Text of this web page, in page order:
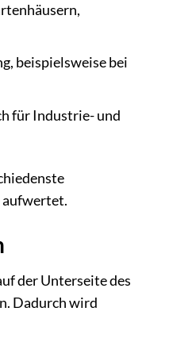
beispielsweise bei
für Industrie- und
aufwertet.
der Unterseite des
Dadurch wird